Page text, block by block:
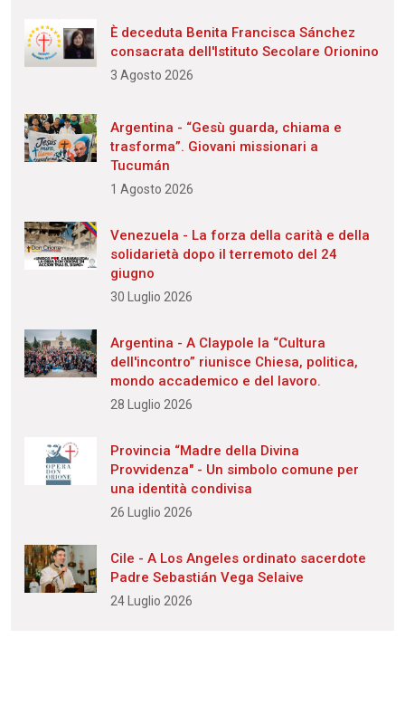
È deceduta Benita Francisca Sánchez
consacrata dell'Istituto Secolare Orionino
3 Agosto 2026
Argentina - “Gesù guarda, chiama e
trasforma”. Giovani missionari a
Tucumán
1 Agosto 2026
Venezuela - La forza della carità e della
solidarietà dopo il terremoto del 24
giugno
30 Luglio 2026
Argentina - A Claypole la “Cultura
dell'incontro” riunisce Chiesa, politica,
mondo accademico e del lavoro.
28 Luglio 2026
Provincia “Madre della Divina
Provvidenza" - Un simbolo comune per
una identità condivisa
26 Luglio 2026
Cile - A Los Angeles ordinato sacerdote
Padre Sebastián Vega Selaive
24 Luglio 2026